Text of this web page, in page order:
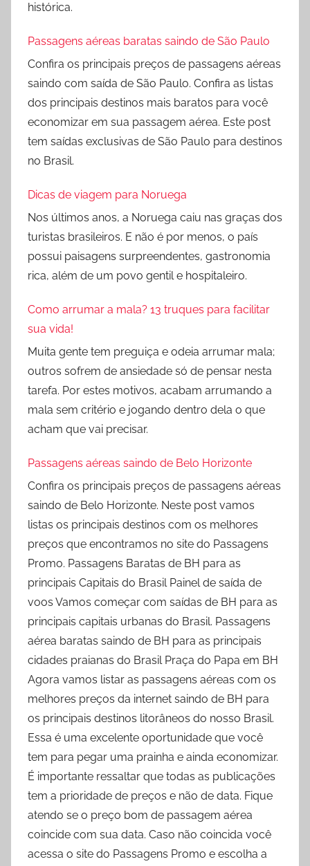
histórica.
Passagens aéreas baratas saindo de São Paulo
Confira os principais preços de passagens aéreas
saindo com saída de São Paulo. Confira as listas
dos principais destinos mais baratos para você
economizar em sua passagem aérea. Este post
tem saídas exclusivas de São Paulo para destinos
no Brasil.
Dicas de viagem para Noruega
Nos últimos anos, a Noruega caiu nas graças dos
turistas brasileiros. E não é por menos, o país
possui paisagens surpreendentes, gastronomia
rica, além de um povo gentil e hospitaleiro.
Como arrumar a mala? 13 truques para facilitar
sua vida!
Muita gente tem preguiça e odeia arrumar mala;
outros sofrem de ansiedade só de pensar nesta
tarefa. Por estes motivos, acabam arrumando a
mala sem critério e jogando dentro dela o que
acham que vai precisar.
Passagens aéreas saindo de Belo Horizonte
Confira os principais preços de passagens aéreas
saindo de Belo Horizonte. Neste post vamos
listas os principais destinos com os melhores
preços que encontramos no site do Passagens
Promo. Passagens Baratas de BH para as
principais Capitais do Brasil Painel de saída de
voos Vamos começar com saídas de BH para as
principais capitais urbanas do Brasil. Passagens
aérea baratas saindo de BH para as principais
cidades praianas do Brasil Praça do Papa em BH
Agora vamos listar as passagens aéreas com os
melhores preços da internet saindo de BH para
os principais destinos litorâneos do nosso Brasil.
Essa é uma excelente oportunidade que você
tem para pegar uma prainha e ainda economizar.
É importante ressaltar que todas as publicações
tem a prioridade de preços e não de data. Fique
atendo se o preço bom de passagem aérea
coincide com sua data. Caso não coincida você
acessa o site do Passagens Promo e escolha a